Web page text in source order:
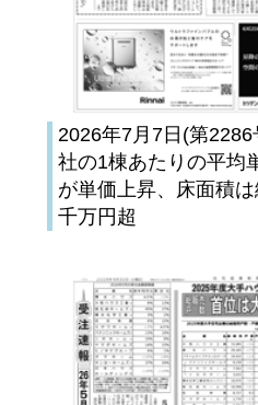
2026年7月7日(第
社の1棟あたりの平均
が単価上昇、床面積
千万円超